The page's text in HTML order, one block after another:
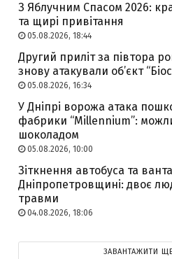
З Яблучним Спасом 2026:
та щирі привітання
05.08.2026, 18:44
Другий приліт за півтора
знову атакували об’єкт
05.08.2026, 16:34
У Дніпрі ворожа атака
фабрики “Millennium”:
шоколадом
05.08.2026, 10:00
Зіткнення автобуса та
Дніпропетровщині: двоє
травми
04.08.2026, 18:06
ЗАВАНТАЖИТИ ЩЕ